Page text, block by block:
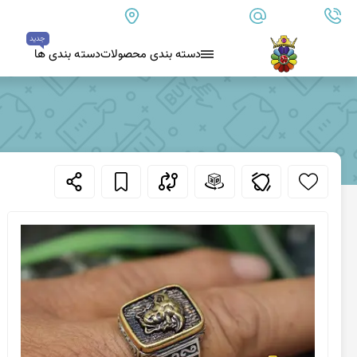
09179890157
info@goharanshop.com
دسته بندی محصولات
کلسدونی
عقیق کلسدونی قهوه ای
عقیق یمن زرد
عقیق یمن سفید
عقیق یمن نباتی
دسته بندی ها
جدید